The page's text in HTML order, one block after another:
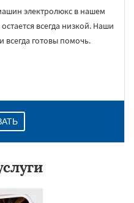
электролюкс в нашем
всегда низкой. Наши
всегда готовы помочь.